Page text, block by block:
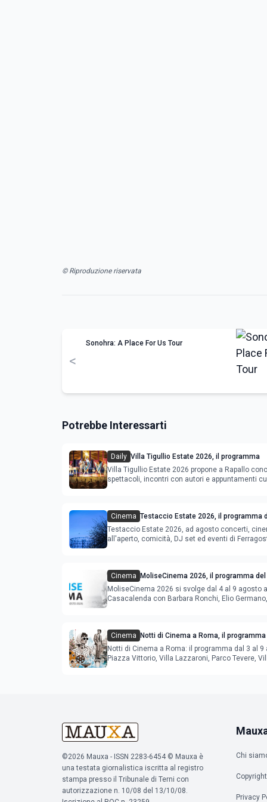
© Riproduzione riservata
<
Sonohra: A Place For Us Tour
Potrebbe Interessarti
Daily Villa Tigullio Estate 2026, il programma
Villa Tigullio Estate 2026 propone a Rapallo
spettacoli, incontri con autori e appuntamenti
Cinema Testaccio Estate 2026, il programma
Ferragosto
Testaccio Estate 2026, ad agosto concerti,
all'aperto, comicità, DJ set ed eventi di
Cinema MoliseCinema 2026, il programma
MoliseCinema 2026 si svolge dal 4 al 9 agosto a
Casacalenda con Barbara Ronchi, Elio
Cinema Notti di Cinema a Roma, il
agosto
Notti di Cinema a Roma: il programma dal 3 al 9
Piazza Vittorio, Villa Lazzaroni, Parco Tevere,
©2026 Mauxa - ISSN 2283-6454 © Mauxa è
una testata giornalistica iscritta al registro
stampa presso il Tribunale di Terni con
autorizzazione n. 10/08 del 13/10/08.
Chi
Copyright
Privacy